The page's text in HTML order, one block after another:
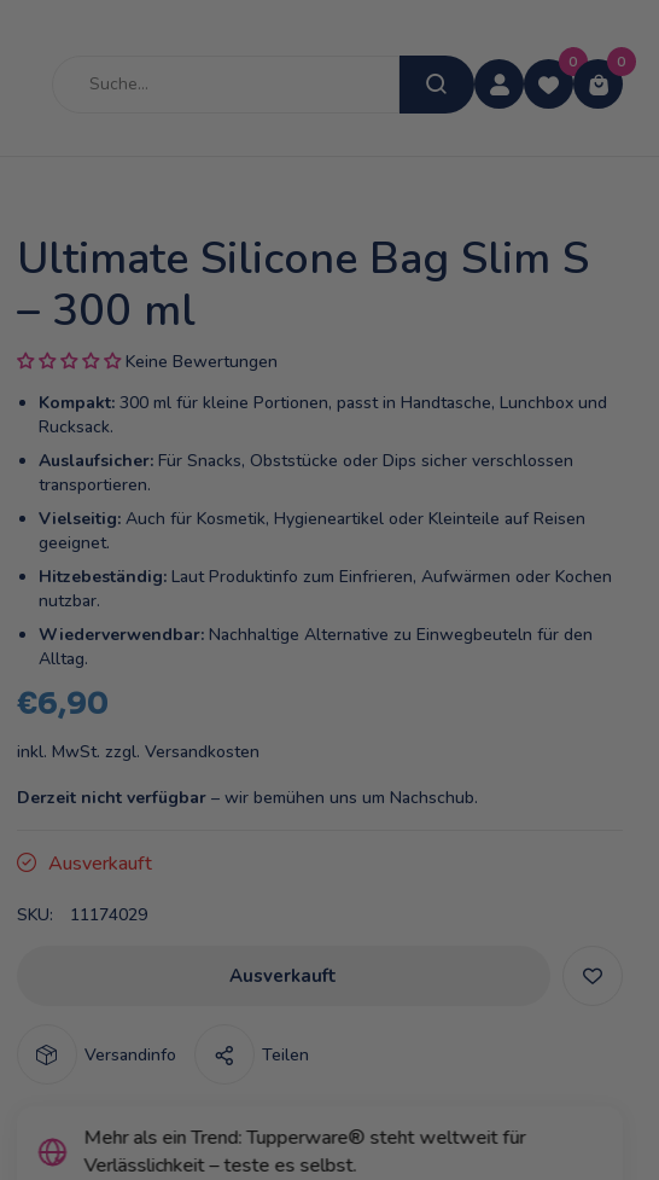
0 0
Ultimate Silicone Bag Slim S
– 300 ml
Keine Bewertungen
Kompakt:300 ml für kleine Portionen, passt in Handtasche, Lunchbox und
Rucksack.
Auslaufsicher:Für Snacks, Obststücke oder Dips sicher verschlossen
transportieren.
Vielseitig:Auch für Kosmetik, Hygieneartikel oder Kleinteile auf Reisen
geeignet.
Hitzebeständig:Laut Produktinfo zum Einfrieren, Aufwärmen oder Kochen
nutzbar.
Wiederverwendbar:Nachhaltige Alternative zu Einwegbeuteln für den
Alltag.
€6,90
inkl. MwSt. zzgl. Versandkosten
Derzeit nicht verfügbar– wir bemühen uns um Nachschub.
Ausverkauft
SKU: 11174029
Ausverkauft
Versandinfo Teilen
Bewährt in Millionen Küchen: Mit Tupperware® machst du
nichts falsch – probier’s aus.